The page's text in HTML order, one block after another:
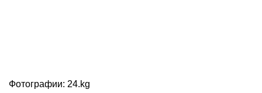
Фотографии: 24.kg